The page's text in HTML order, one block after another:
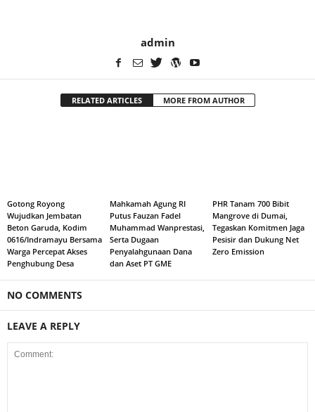
admin
RELATED ARTICLES MORE FROM AUTHOR
Gotong Royong
Wujudkan Jembatan
Beton Garuda, Kodim
0616/Indramayu Bersama
Warga Percepat Akses
Penghubung Desa
Mahkamah Agung RI
Putus Fauzan Fadel
Muhammad Wanprestasi,
Serta Dugaan
Penyalahgunaan Dana
dan Aset PT GME
PHR Tanam 700 Bibit
Mangrove di Dumai,
Tegaskan Komitmen Jaga
Pesisir dan Dukung Net
Zero Emission
NO COMMENTS
LEAVE A REPLY